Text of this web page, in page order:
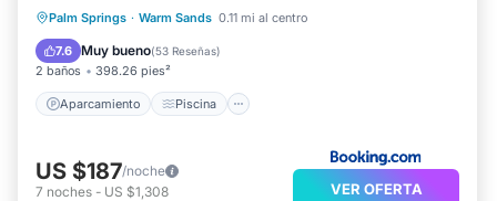
Palm Springs · Warm Sands 0.11 mi al centro
7.6 Muy bueno(53 Reseñas)
2 baños 398.26 pies²
Aparcamiento Piscina
Aparcamiento
Piscina
Aire acondicionado
US $187/noche
7 noches - US $1,308 VER OFERTA